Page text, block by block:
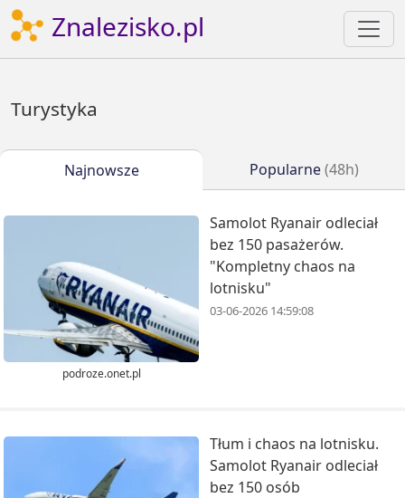
Znalezisko.pl
Turystyka
Najnowsze Popularne(48h)
podroze.onet.pl
Samolot Ryanair odleciał
bez 150 pasażerów.
"Kompletny chaos na
lotnisku"
03-06-2026 14:59:08
Tłum i chaos na lotnisku.
Samolot Ryanair odleciał
bez 150 osób